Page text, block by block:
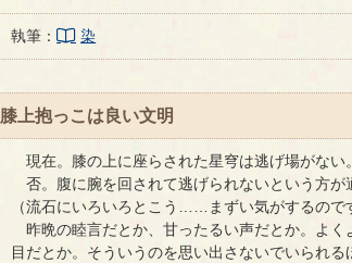
執筆： 染
膝上抱っこは良い文明
現在。膝の上に座らされた星穹は逃げ場がない。
否。腹に腕を回されて逃げられないという方が
（流石にいろいろとこう……まずい気がするので
昨晩の睦言だとか、甘ったるい声だとか。よく
目だとか。そういうのを思い出さないでいられ